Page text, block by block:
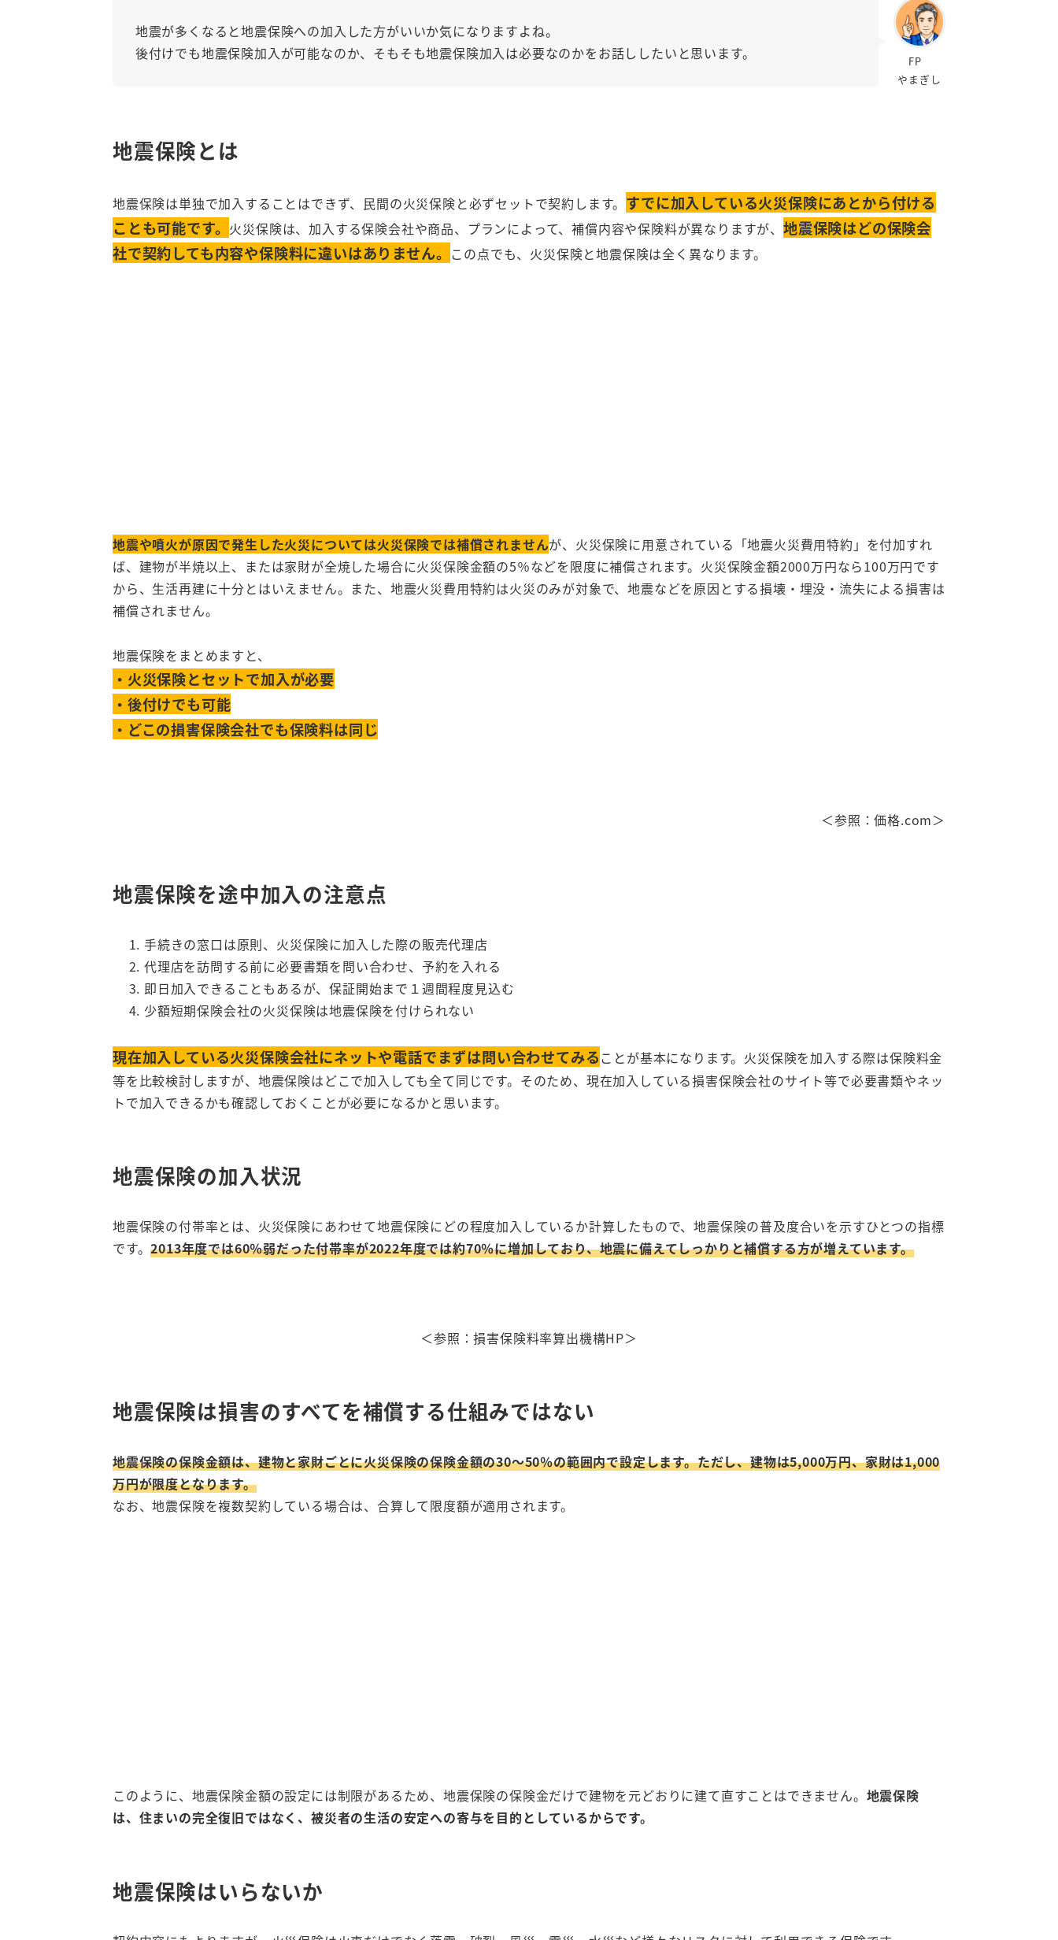
FP
やまぎし
地震が多くなると地震保険への加入した方がいいか気になりますよね。
後付けでも地震保険加入が可能なのか、そもそも地震保険加入は必要なのかをお話ししたいと思います。
地震保険とは
地震保険は単独で加入することはできず、民間の火災保険と必ずセットで契約します。 すでに加入している火災保険にあとから付ける
ことも可能です。 火災保険は、加入する保険会社や商品、プランによって、補償内容や保険料が異なりますが、地震保険はどの保険会
社で契約しても内容や保険料に違いはありません。 この点でも、火災保険と地震保険は全く異なります。
地震や噴火が原因で発生した火災については火災保険では補償されませんが、火災保険に用意されている「地震火災費用特約」を付加すれ
ば、建物が半焼以上、または家財が全焼した場合に火災保険金額の5％などを限度に補償されます。火災保険金額2000万円なら100万円です
から、生活再建に十分とはいえません。また、地震火災費用特約は火災のみが対象で、地震などを原因とする損壊・埋没・流失による損害は
補償されません。
地震保険をまとめますと、
・火災保険とセットで加入が必要
・後付けでも可能
・どこの損害保険会社でも保険料は同じ
＜参照：価格.com＞
地震保険を途中加入の注意点
手続きの窓口は原則、火災保険に加入した際の販売代理店
代理店を訪問する前に必要書類を問い合わせ、予約を入れる
即日加入できることもあるが、保証開始まで１週間程度見込む
少額短期保険会社の火災保険は地震保険を付けられない
現在加入している火災保険会社にネットや電話でまずは問い合わせてみることが基本になります。火災保険を加入する際は保険料金
等を比較検討しますが、地震保険はどこで加入しても全て同じです。そのため、現在加入している損害保険会社のサイト等で必要書類やネッ
トで加入できるかも確認しておくことが必要になるかと思います。
地震保険の加入状況
地震保険の付帯率とは、火災保険にあわせて地震保険にどの程度加入しているか計算したもので、地震保険の普及度合いを示すひとつの指標
です。2013年度では60％弱だった付帯率が2022年度では約70％に増加しており、地震に備えてしっかりと補償する方が増えています。
＜参照：損害保険料率算出機構HP＞
地震保険は損害のすべてを補償する仕組みではない
地震保険の保険金額は、建物と家財ごとに火災保険の保険金額の30～50％の範囲内で設定します。ただし、建物は5,000万円、家財は1,000
万円が限度となります。
なお、地震保険を複数契約している場合は、合算して限度額が適用されます。
このように、地震保険金額の設定には制限があるため、地震保険の保険金だけで建物を元どおりに建て直すことはできません。 地震保険
は、住まいの完全復旧ではなく、被災者の生活の安定への寄与を目的としているからです。
地震保険はいらないか